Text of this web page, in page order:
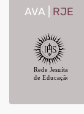
AVA | RJE